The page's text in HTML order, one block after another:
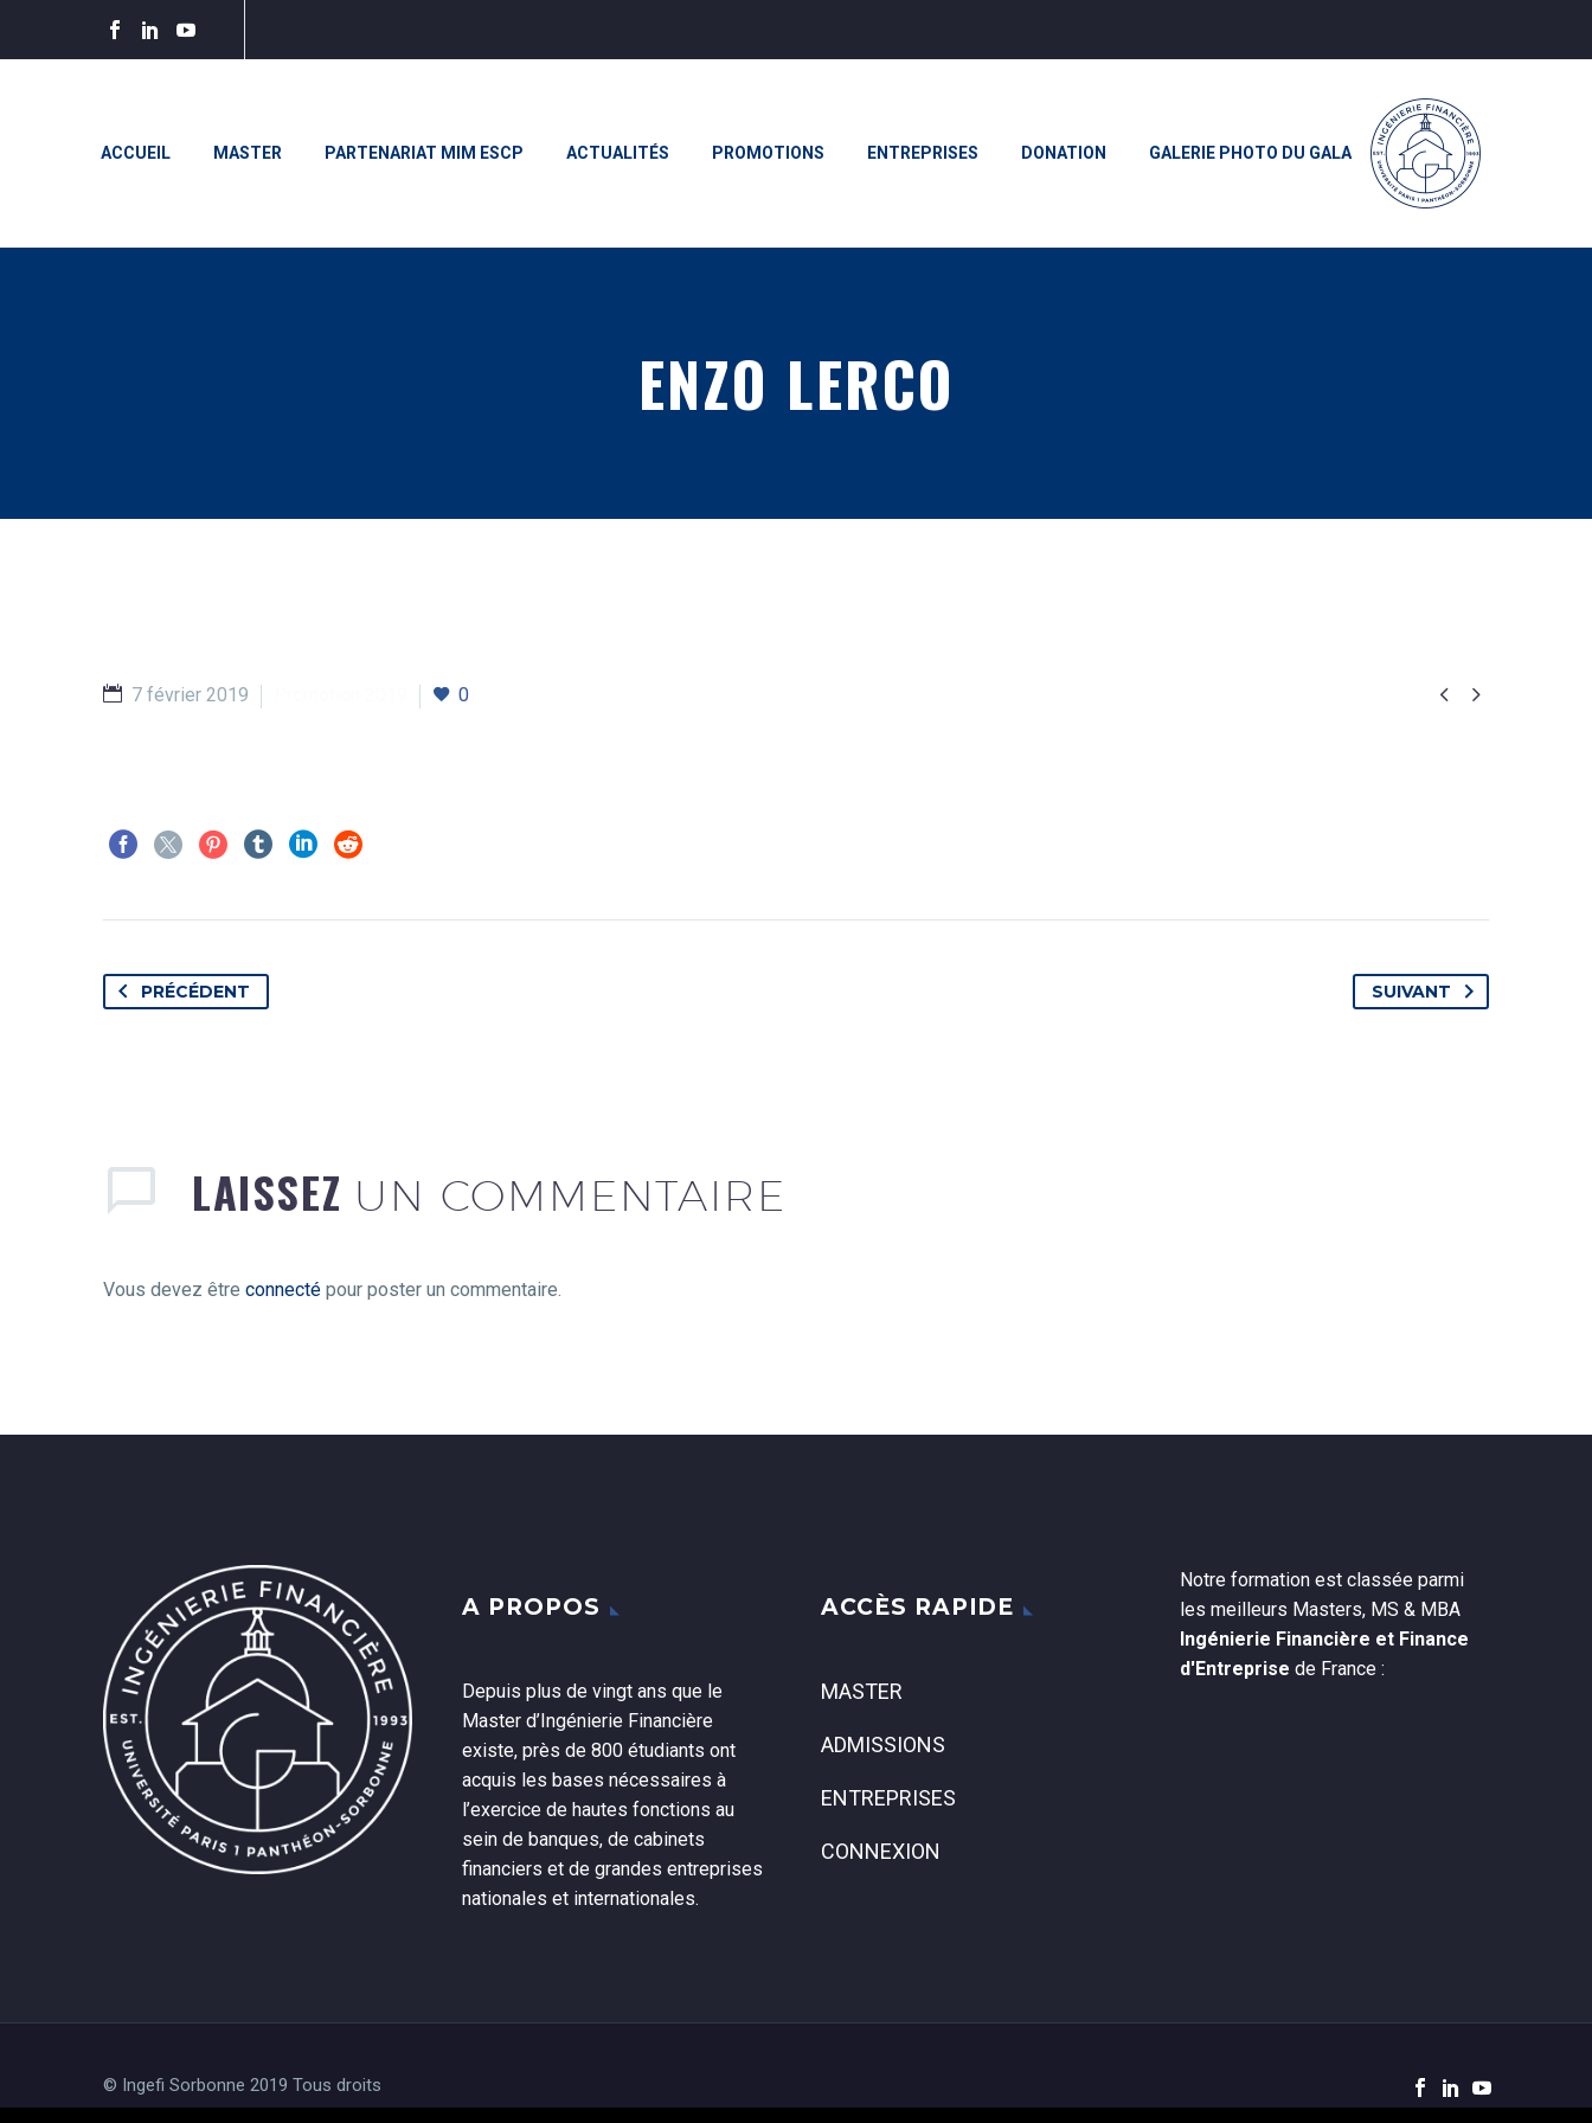
ACCUEIL MASTER PARTENARIAT MIM ESCP ACTUALITÉS PROMOTIONS ENTREPRISES DONATION GALERIE PHOTO DU GALA
ENZO LERCO
 
7 février 2019 0
PRÉCÉDENT SUIVANT
LAISSEZ UN COMMENTAIRE
Vous devez être connecté pour poster un commentaire.
A PROPOS
Depuis plus de vingt ans que le
Master d’Ingénierie Financière
existe, près de 800 étudiants ont
acquis les bases nécessaires à
l’exercice de hautes fonctions au
sein de banques, de cabinets
financiers et de grandes entreprises
nationales et internationales.
ACCÈS RAPIDE
MASTER
ADMISSIONS
ENTREPRISES
CONNEXION
Notre formation est classée parmi
les meilleurs Masters, MS & MBA
Ingénierie Financière et Finance
d'Entreprise de France :
© Ingefi Sorbonne 2019 Tous droits
réservés